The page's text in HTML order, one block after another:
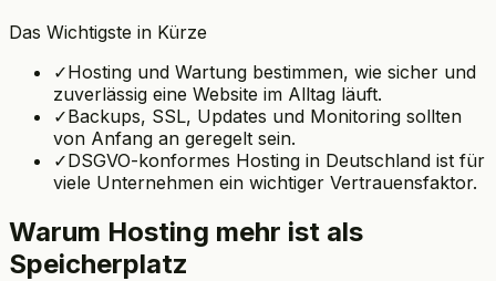
Das Wichtigste in Kürze
✓Hosting und Wartung bestimmen, wie sicher und
zuverlässig eine Website im Alltag läuft.
✓Backups, SSL, Updates und Monitoring sollten
von Anfang an geregelt sein.
✓DSGVO-konformes Hosting in Deutschland ist für
viele Unternehmen ein wichtiger Vertrauensfaktor.
Warum Hosting mehr ist als
Speicherplatz